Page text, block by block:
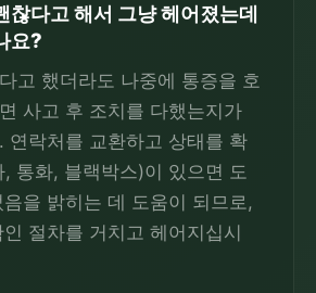
찮다고 해서 그냥 헤어졌는데
요?
고 했더라도 나중에 통증을 호
사고 후 조치를 다했는지가
연락처를 교환하고 상태를 확
, 통화, 블랙박스)이 있으면 도
을 밝히는 데 도움이 되므로,
절차를 거치고 헤어지십시